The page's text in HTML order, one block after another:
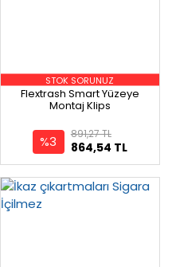
STOK SORUNUZ
Flextrash Smart Yüzeye
Montaj Klips
%3 864,54 TL
891,27 TL